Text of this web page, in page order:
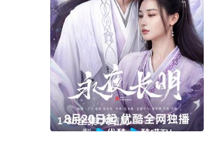
1-30全集/大结局